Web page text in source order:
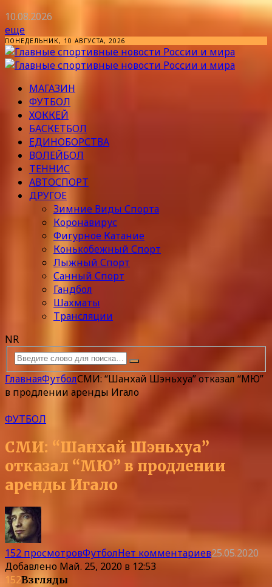
10.08.2026
еще
ПОНЕДЕЛЬНИК, 10 АВГУСТА, 2026
МАГАЗИН
ФУТБОЛ
ХОККЕЙ
БАСКЕТБОЛ
ЕДИНОБОРСТВА
ВОЛЕЙБОЛ
ТЕННИС
АВТОСПОРТ
ДРУГОЕ
Зимние Виды Спорта
Коронавирус
Фигурное Катание
Конькобежный Спорт
Лыжный Спорт
Санный Спорт
Гандбол
Шахматы
Трансляции
NR
ГлавнаяФутболСМИ: “Шанхай Шэньхуа” отказал “МЮ”
в продлении аренды Игало
ФУТБОЛ
СМИ: “Шанхай Шэньхуа”
отказал “МЮ” в продлении
аренды Игало
152 просмотровФутболНет комментариев25.05.2020
Добавлено Май. 25, 2020 в 12:53
152Взгляды